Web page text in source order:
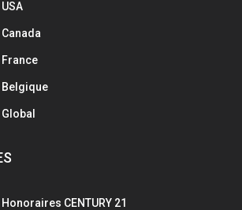
Canada
France
Belgique
CENTURY 21